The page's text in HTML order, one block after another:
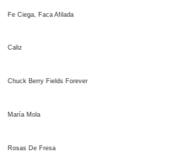
Fe Ciega, Faca Afilada
Caliz
Chuck Berry Fields Forever
María Mola
Rosas De Fresa